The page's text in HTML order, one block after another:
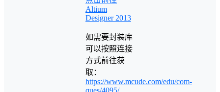
Altium
Designer 2013
如需要封装库
可以按照连接
方式前往获
取：
https://www.mcude.com/edu/com-
ques/4095/